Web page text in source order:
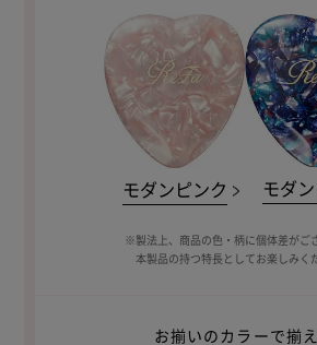
モダンピンク モダ
※製法上、商品の色・柄に個体差がご
本製品の持つ特長としてお楽しみく
お揃いのカラーで揃